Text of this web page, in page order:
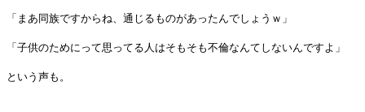
「まあ同族ですからね、通じるものがあったんでしょうｗ」
「子供のためにって思ってる人はそもそも不倫なんてしないんですよ」
という声も。